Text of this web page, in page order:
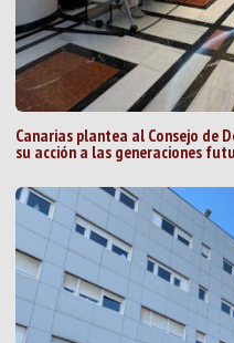
Canarias plantea al Consejo de
su acción a las generaciones